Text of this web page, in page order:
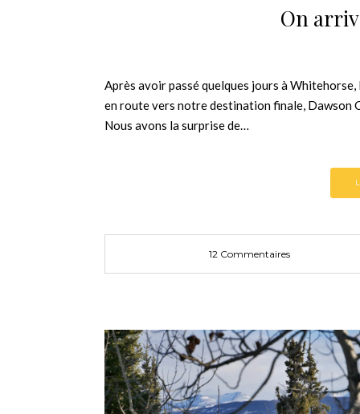
On
Après avoir passé quelques jours à
en route vers notre destination finale, Dawson
Nous avons la surprise de…
12 Commentaires